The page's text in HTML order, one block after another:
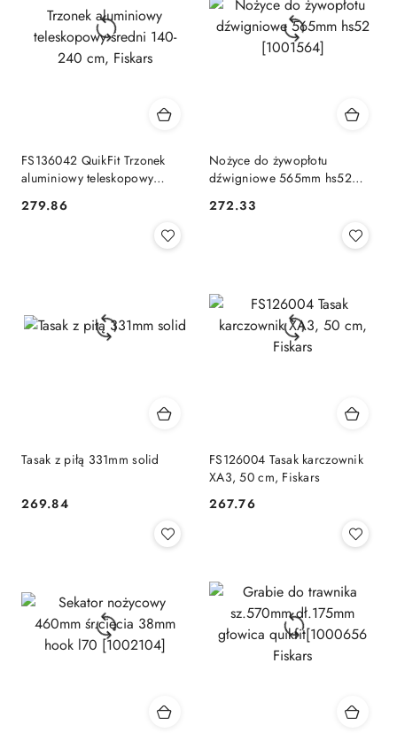
FS136042 QuikFit Trzonek
aluminiowy teleskopowy
Cena:
279.86
Nożyce do żywopłotu
dźwigniowe 565mm hs52
Cena:
272.33
Tasak z piłą 331mm solid
Cena:
269.84
FS126004 Tasak karczownik
XA3, 50 cm, Fiskars
Cena:
267.76